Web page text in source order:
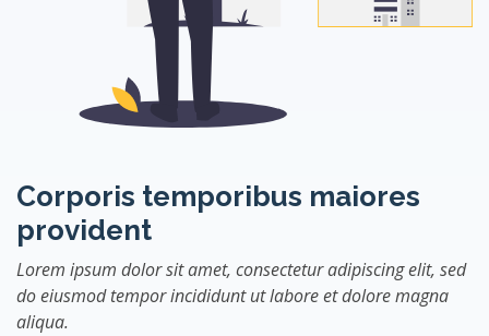
Corporis temporibus maiores
provident
Lorem ipsum dolor sit amet, consectetur adipiscing elit, sed
do eiusmod tempor incididunt ut labore et dolore magna
aliqua.